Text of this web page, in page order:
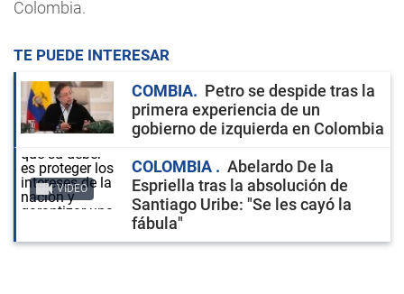
Colombia.
TE PUEDE INTERESAR
COMBIA
Petro se despide tras la
primera experiencia de un
gobierno de izquierda en Colombia
VIDEO
COLOMBIA
Abelardo De la
Espriella tras la absolución de
Santiago Uribe: "Se les cayó la
fábula"